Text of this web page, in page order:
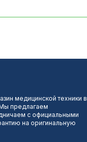
медицинской техники в
предлагаем
с официальными
на оригинальную